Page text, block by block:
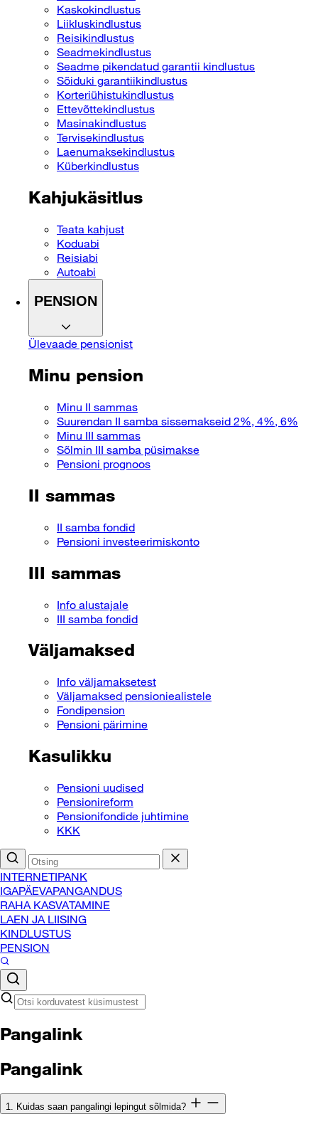
Kaskokindlustus
Liikluskindlustus
Reisikindlustus
Seadmekindlustus
Seadme pikendatud garantii kindlustus
Sõiduki garantiikindlustus
Korteriühistukindlustus
Ettevõttekindlustus
Masinakindlustus
Tervisekindlustus
Laenumaksekindlustus
Küberkindlustus
Kahjukäsitlus
Teata kahjust
Koduabi
Reisiabi
Autoabi
PENSION
Ülevaade pensionist
Minu pension
Minu II sammas
Suurendan II samba sissemakseid 2%, 4%, 6%
Minu III sammas
Sõlmin III samba püsimakse
Pensioni prognoos
II sammas
II samba fondid
Pensioni investeerimiskonto
III sammas
Info alustajale
III samba fondid
Väljamaksed
Info väljamaksetest
Väljamaksed pensioniealistele
Fondipension
Pensioni pärimine
Kasulikku
Pensioni uudised
Pensionireform
Pensionifondide juhtimine
KKK
INTERNETIPANK
IGAPÄEVAPANGANDUS
RAHA KASVATAMINE
LAEN JA LIISING
KINDLUSTUS
PENSION
Pangalink
Pangalink
1. Kuidas saan pangalingi lepingut sõlmida?